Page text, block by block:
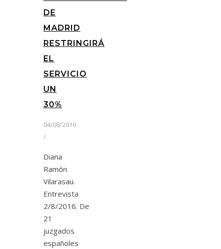
DE
MADRID
RESTRINGIRÁ
EL
SERVICIO
UN
30%
04/08/2016
/
Diana
Ramón
Vilarasau.
Entrevista
2/8/2016. De
21
juzgados
españoles